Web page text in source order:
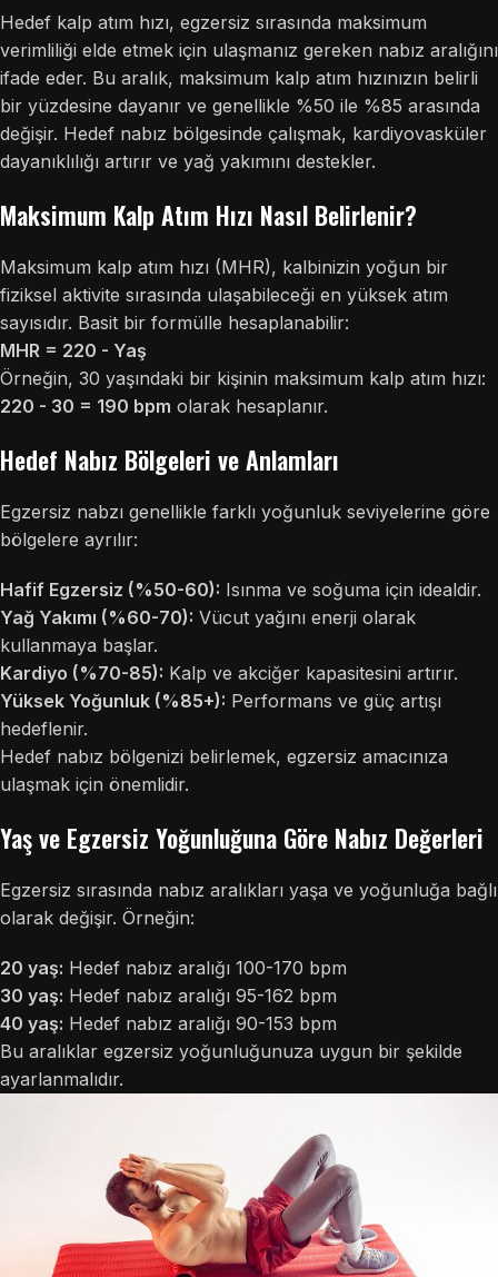
Hedef kalp atım hızı, egzersiz sırasında maksimum
verimliliği elde etmek için ulaşmanız gereken nabız aralığını
ifade eder. Bu aralık, maksimum kalp atım hızınızın belirli
bir yüzdesine dayanır ve genellikle %50 ile %85 arasında
değişir. Hedef nabız bölgesinde çalışmak, kardiyovasküler
dayanıklılığı artırır ve yağ yakımını destekler.
Maksimum Kalp Atım Hızı Nasıl Belirlenir?
Maksimum kalp atım hızı (MHR), kalbinizin yoğun bir
fiziksel aktivite sırasında ulaşabileceği en yüksek atım
sayısıdır. Basit bir formülle hesaplanabilir:
MHR = 220 - Yaş
Örneğin, 30 yaşındaki bir kişinin maksimum kalp atım hızı:
220 - 30 = 190 bpm olarak hesaplanır.
Hedef Nabız Bölgeleri ve Anlamları
Egzersiz nabzı genellikle farklı yoğunluk seviyelerine göre
bölgelere ayrılır:
Hafif Egzersiz (%50-60): Isınma ve soğuma için idealdir.
Yağ Yakımı (%60-70): Vücut yağını enerji olarak
kullanmaya başlar.
Kardiyo (%70-85): Kalp ve akciğer kapasitesini artırır.
Yüksek Yoğunluk (%85+): Performans ve güç artışı
hedeflenir.
Hedef nabız bölgenizi belirlemek, egzersiz amacınıza
ulaşmak için önemlidir.
Yaş ve Egzersiz Yoğunluğuna Göre Nabız Değerleri
Egzersiz sırasında nabız aralıkları yaşa ve yoğunluğa bağlı
olarak değişir. Örneğin:
20 yaş: Hedef nabız aralığı 100-170 bpm
30 yaş: Hedef nabız aralığı 95-162 bpm
40 yaş: Hedef nabız aralığı 90-153 bpm
Bu aralıklar egzersiz yoğunluğunuza uygun bir şekilde
ayarlanmalıdır.